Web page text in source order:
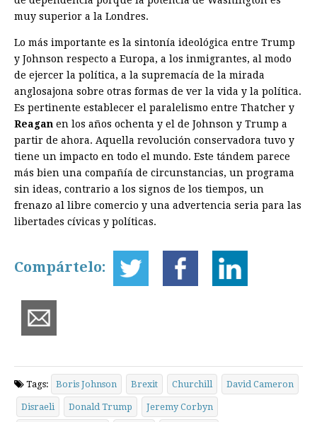
muy superior a la Londres.
Lo más importante es la sintonía ideológica entre Trump
y Johnson respecto a Europa, a los inmigrantes, al modo
de ejercer la política, a la supremacía de la mirada
anglosajona sobre otras formas de ver la vida y la política.
Es pertinente establecer el paralelismo entre Thatcher y
Reagan en los años ochenta y el de Johnson y Trump a
partir de ahora. Aquella revolución conservadora tuvo y
tiene un impacto en todo el mundo. Este tándem parece
más bien una compañía de circunstancias, un programa
sin ideas, contrario a los signos de los tiempos, un
frenazo al libre comercio y una advertencia seria para las
libertades cívicas y políticas.
Compártelo:
Tags: Boris Johnson Brexit Churchill David Cameron
Disraeli Donald Trump Jeremy Corbyn